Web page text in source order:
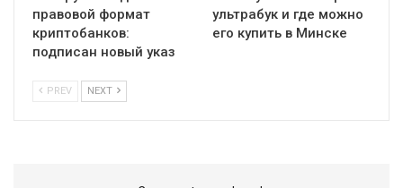
правовой формат
криптобанков:
подписан новый указ
ультрабук и где можно
его купить в Минске
PREV NEXT